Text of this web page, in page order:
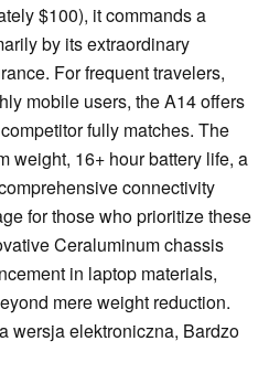
$100), it commands a
by its extraordinary
For frequent travelers,
mobile users, the A14 offers
fully matches. The
weight, 16+ hour battery life, a
connectivity
for those who prioritize these
Ceraluminum chassis
in laptop materials,
mere weight reduction.
wersja elektroniczna, Bardzo